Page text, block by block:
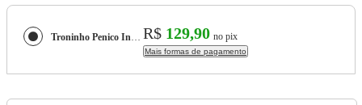
Troninho Penico Infantil Musical Desfralde Zebra Replay Kids R$ 129,90 no pix
Mais formas de pagamento